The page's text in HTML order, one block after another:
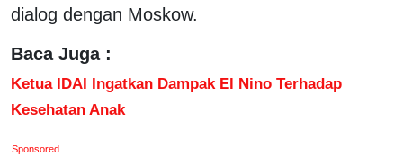
dialog dengan Moskow.
Baca Juga :
Ketua IDAI Ingatkan Dampak El Nino Terhadap
Kesehatan Anak
Sponsored